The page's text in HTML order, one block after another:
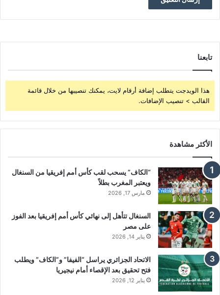
تابعنا
هذا الويدجت يتطلب إضافة أرقام لايت، يمكنك تنصيبها من خلال قائمة
القالب > تنصيب الإضافات.
الأكثر مشاهدة
“الكاف” يسحب لقب كأس أمم إفريقيا من السنغال
ويعتبر المغرب بطلاً
مارس 17, 2026
السنغال تتأهل إلى نهائي كأس أمم إفريقيا بعد الفوز
على مصر
يناير 14, 2026
الاتحاد الجزائري يراسل “الفيفا” و”الكاف” ويطلب
فتح تحقيق بعد الإقصاء أمام نيجيريا
يناير 12, 2026